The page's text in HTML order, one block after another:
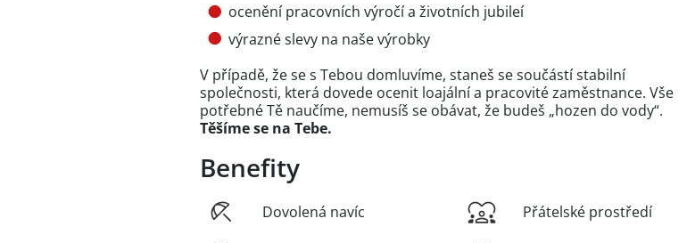
ocenění pracovních výročí a životních jubileí
výrazné slevy na naše výrobky
V případě, že se s Tebou domluvíme, staneš se součástí stabilní
společnosti, která dovede ocenit loajální a pracovité zaměstnance. Vše
potřebné Tě naučíme, nemusíš se obávat, že budeš „hozen do vody“.
Těšíme se na Tebe.
Benefity
Dovolená navíc Přátelské prostředí